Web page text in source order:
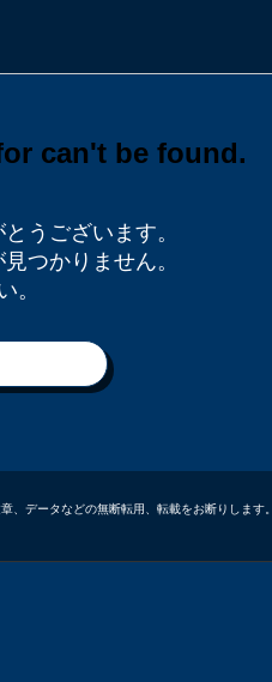
うございます。
つかりません。
。
データなどの無断転用、転載をお断りします。